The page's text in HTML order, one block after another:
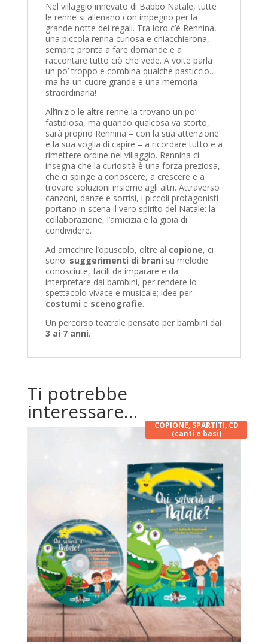
Nel villaggio innevato di Babbo Natale, tutte
le renne si allenano con impegno per la
grande notte dei regali. Tra loro c’è Rennina,
una piccola renna curiosa e chiacchierona,
sempre pronta a fare domande e a
raccontare tutto ciò che vede. A volte parla
un po’ troppo e combina qualche pasticcio…
ma ha un cuore grande e una memoria
straordinaria!
All’inizio le altre renne la trovano un po’
fastidiosa, ma quando qualcosa va storto,
sarà proprio Rennina – con la sua attenzione
e la sua voglia di capire – a ricordare tutto e a
rimettere ordine nel villaggio. Rennina ci
insegna che la curiosità è una forza preziosa,
che ci spinge a conoscere, a crescere e a
trovare soluzioni insieme agli altri. Attraverso
canzoni, danze e sorrisi, i piccoli protagonisti
portano in scena il vero spirito del Natale: la
collaborazione, l’amicizia e la gioia di
condividere.
Ad arricchire l’opuscolo, oltre al copione, ci
sono: suggerimenti di brani su melodie
conosciute, facili da imparare e da
interpretare dai bambini, per rendere lo
spettacolo vivace e musicale; idee per
costumi e scenografie.
Un percorso teatrale pensato per bambini dai
3 ai 7 anni.
Ti potrebbe
interessare…
COPIONE, SPARTITI, CD
(canti e basi)